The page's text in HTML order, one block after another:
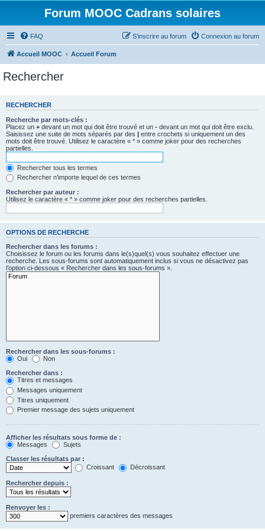
Forum MOOC Cadrans solaires
FAQ Connexion au forum
S’inscrire au forum
Accueil MOOC Accueil Forum
Rechercher
RECHERCHER
Recherche par mots-clés :
Placez un + devant un mot qui doit être trouvé et un - devant un mot qui doit être exclu.
Saisissez une suite de mots séparés par des | entre crochets si uniquement un des
mots doit être trouvé. Utilisez le caractère « * » comme joker pour des recherches
partielles.
Rechercher tous les termes
Rechercher n’importe lequel de ces termes
Rechercher par auteur :
Utilisez le caractère « * » comme joker pour des recherches partielles.
OPTIONS DE RECHERCHE
Rechercher dans les forums :
Choisissez le forum ou les forums dans le(s)quel(s) vous souhaitez effectuer une
recherche. Les sous-forums sont automatiquement inclus si vous ne désactivez pas
l’option ci-dessous « Rechercher dans les sous-forums ».
Rechercher dans les sous-forums :
Oui
Non
Rechercher dans :
Titres et messages
Messages uniquement
Titres uniquement
Premier message des sujets uniquement
Afficher les résultats sous forme de :
Messages
Sujets
Classer les résultats par :
Croissant
Décroissant
Rechercher depuis :
Renvoyer les :
premiers caractères des messages